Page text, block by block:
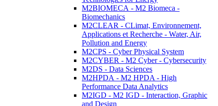
M2BIOMECA - M2 Biomeca -
Biomechanics
M2CLEAR - CLimat, Environnement,
Applications et Recherche - Water, Air,
Pollution and Energy
M2CPS - Cyber Physical System
M2CYBER - M2 Cyber - Cybersecurity
M2DS - Data Sciences
M2HPDA - M2 HPDA - High
Performance Data Analytics
M2IGD - M2 IGD - Interaction, Graphic
and Design